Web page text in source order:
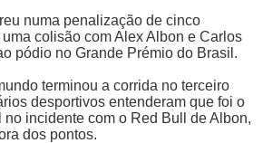
numa penalização de cinco
colisão com Alex Albon e Carlos
pódio no Grande Prémio do Brasil.
terminou a corrida no terceiro
desportivos entenderam que foi o
incidente com o Red Bull de Albon,
dos pontos.